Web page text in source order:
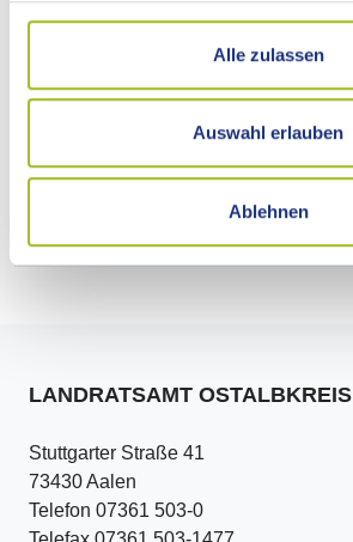
Alle zulassen
Auswahl erlauben
Ablehnen
Freigabevermerk
Adresse
LANDRATSAMT OSTALBKREIS
Stuttgarter Straße 41
73430 Aalen
Telefon 07361 503-0